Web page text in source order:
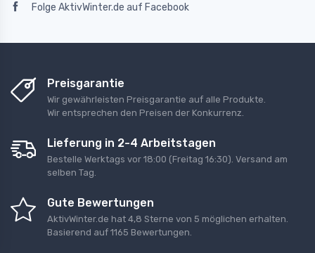
Folge AktivWinter.de auf Facebook
Preisgarantie
Wir gewährleisten Preisgarantie auf alle Produkte.
Wir entsprechen den Preisen der Konkurrenz.
Lieferung in 2-4 Arbeitstagen
Bestelle Werktags vor 18:00 (Freitag 16:30). Versand am
selben Tag.
Gute Bewertungen
AktivWinter.de hat 4,8 Sterne von 5 möglichen erhalten
Basierend auf 1165 Bewertungen.